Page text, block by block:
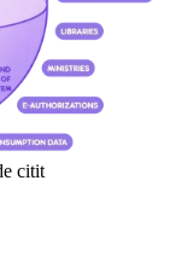
citit